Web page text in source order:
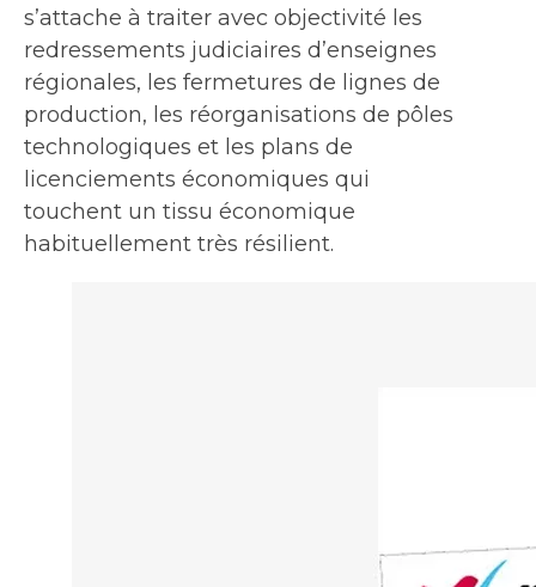
s’attache à traiter avec objectivité les
redressements judiciaires d’enseignes
régionales, les fermetures de lignes de
production, les réorganisations de pôles
technologiques et les plans de
licenciements économiques qui
touchent un tissu économique
habituellement très résilient.